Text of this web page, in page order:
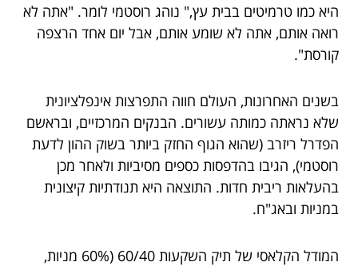
היא כמו טרמיטים בבית עץ," נוהג רוסטמי לומר. "אתה לא
רואה אותם, אתה לא שומע אותם, אבל יום אחד הרצפה
קורסת".
בשנים האחרונות, העולם חווה התפרצות אינפלציונית
שלא נראתה כמותה עשורים. הבנקים המרכזיים, ובראשם
הפדרל ריזרב (שהוא הגוף החזק ביותר בשוק ההון לדעת
רוסטמי), הגיבו בהדפסות כספים מסיביות ולאחר מכן
בהעלאות ריבית חדות. התוצאה היא תנודתיות קיצונית
במניות ובאג"ח.
המודל הקלאסי של תיק השקעות 60/40 (60% מניות,